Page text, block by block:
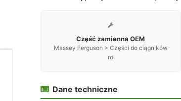

Część zamienna OEM
Massey Ferguson > Części do ciągników
ro
 Dane techniczne
prywatność